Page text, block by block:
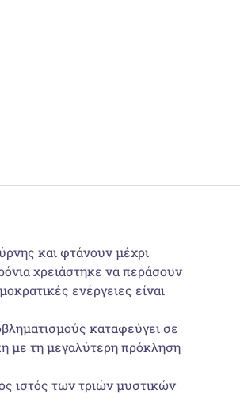
και φτάνουν μέχρι
χρειάστηκε να περάσουν
ενέργειες είναι
καταφεύγει σε
με τη μεγαλύτερη πρόκληση
ιστός των τριών μυστικών